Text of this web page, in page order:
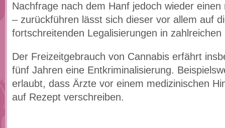
Nachfrage nach dem Hanf jedoch wieder
– zurückführen lässt sich dieser vor allem auf
fortschreitenden Legalisierungen in
Der Freizeitgebrauch von Cannabis erfährt
fünf Jahren eine Entkriminalisierung.
erlaubt, dass Ärzte vor einem medizinischen
auf Rezept verschreiben.